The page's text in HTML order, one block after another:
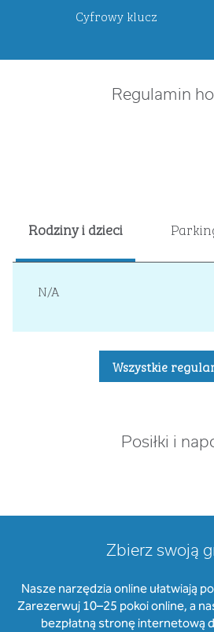
Cyfrowy klucz
Regulamin
Rodziny i dzieci
N/A
Wszystkie
Posiłki i
Zbierz swoją
Nasze narzędzia online ułatwiają
Zarezerwuj 10–25 pokoi online, a
bezpłatną stronę internetową